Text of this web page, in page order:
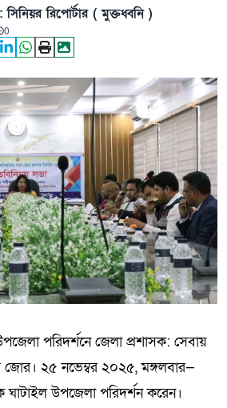
রিপোর্টার ( মুক্তধ্বনি )
0
পরিদর্শনে জেলা প্রশাসক: সেবায়
জোর। ২৫ নভেম্বর ২০২৫, মঙ্গলবার—
ঘাটাইল উপজেলা পরিদর্শন করেন।